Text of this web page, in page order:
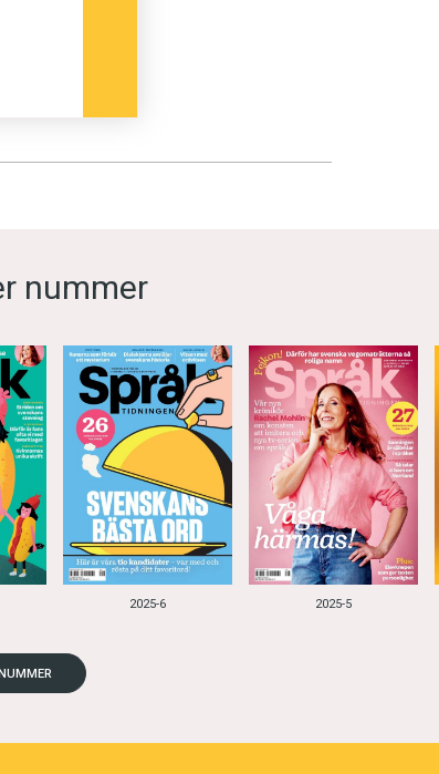
nummer
2025-6 2025-5